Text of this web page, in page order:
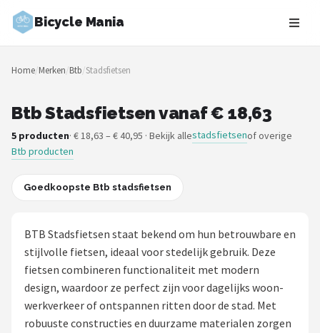
Bicycle Mania
Zoeken
NAVIGATIE
Merken
Blog
Kinderfietsen
Stadsfietsen
Elektrische fietsen
Home/Merken/Btb/Stadsfietsen
Btb Stadsfietsen vanaf € 18,63
5 producten· € 18,63 – € 40,95 · Bekijk allestadsfietsenof overige
Btb producten
Goedkoopste Btb stadsfietsen
BTB Stadsfietsen staat bekend om hun betrouwbare en
stijlvolle fietsen, ideaal voor stedelijk gebruik. Deze
fietsen combineren functionaliteit met modern
design, waardoor ze perfect zijn voor dagelijks woon-
werkverkeer of ontspannen ritten door de stad. Met
robuuste constructies en duurzame materialen zorgen